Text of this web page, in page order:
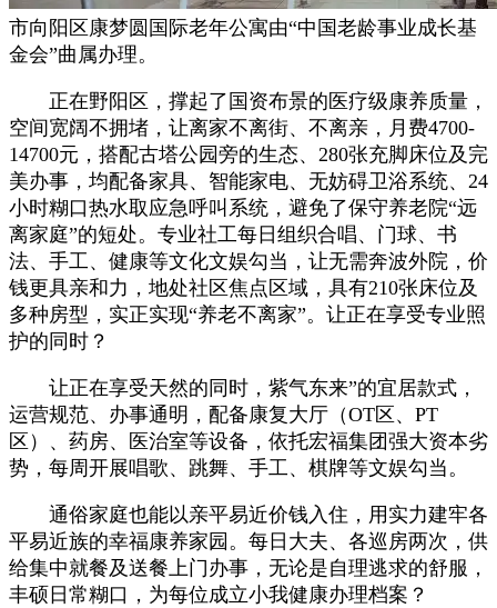
市向阳区康梦圆国际老年公寓由“中国老龄事业成长基
金会”曲属办理。
正在野阳区，撑起了国资布景的医疗级康养质量，
空间宽阔不拥堵，让离家不离街、不离亲，月费4700-
14700元，搭配古塔公园旁的生态、280张充脚床位及完
美办事，均配备家具、智能家电、无妨碍卫浴系统、24
小时糊口热水取应急呼叫系统，避免了保守养老院“远
离家庭”的短处。专业社工每日组织合唱、门球、书
法、手工、健康等文化文娱勾当，让无需奔波外院，价
钱更具亲和力，地处社区焦点区域，具有210张床位及
多种房型，实正实现“养老不离家”。让正在享受专业照
护的同时？
让正在享受天然的同时，紫气东来”的宜居款式，
运营规范、办事通明，配备康复大厅（OT区、PT
区）、药房、医治室等设备，依托宏福集团强大资本劣
势，每周开展唱歌、跳舞、手工、棋牌等文娱勾当。
通俗家庭也能以亲平易近价钱入住，用实力建牢各
平易近族的幸福康养家园。每日大夫、各巡房两次，供
给集中就餐及送餐上门办事，无论是自理逃求的舒服，
丰硕日常糊口，为每位成立小我健康办理档案？